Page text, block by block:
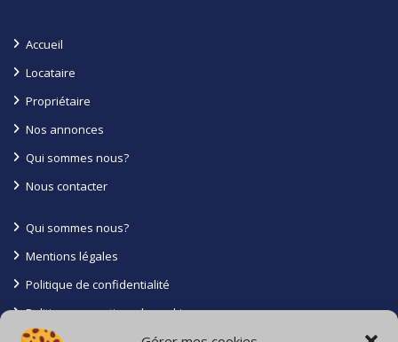
Accueil
Locataire
Propriétaire
Nos annonces
Qui sommes nous?
Nous contacter
Qui sommes nous?
Mentions légales
Politique de confidentialité
Politique en matiere de cookies